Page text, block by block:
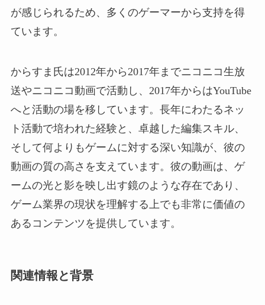
が感じられるため、多くのゲーマーから支持を得
ています。
からすま氏は2012年から2017年までニコニコ生放
送やニコニコ動画で活動し、2017年からはYouTube
へと活動の場を移しています。長年にわたるネッ
ト活動で培われた経験と、卓越した編集スキル、
そして何よりもゲームに対する深い知識が、彼の
動画の質の高さを支えています。彼の動画は、ゲ
ームの光と影を映し出す鏡のような存在であり、
ゲーム業界の現状を理解する上でも非常に価値の
あるコンテンツを提供しています。
関連情報と背景